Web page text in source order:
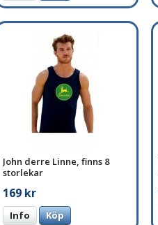
John derre Linne, finns 8
storlekar
169 kr
Info Köp